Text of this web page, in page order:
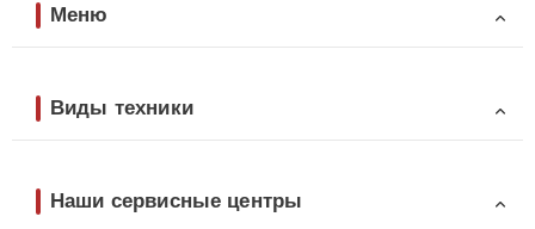
Меню
Виды техники
Наши сервисные центры